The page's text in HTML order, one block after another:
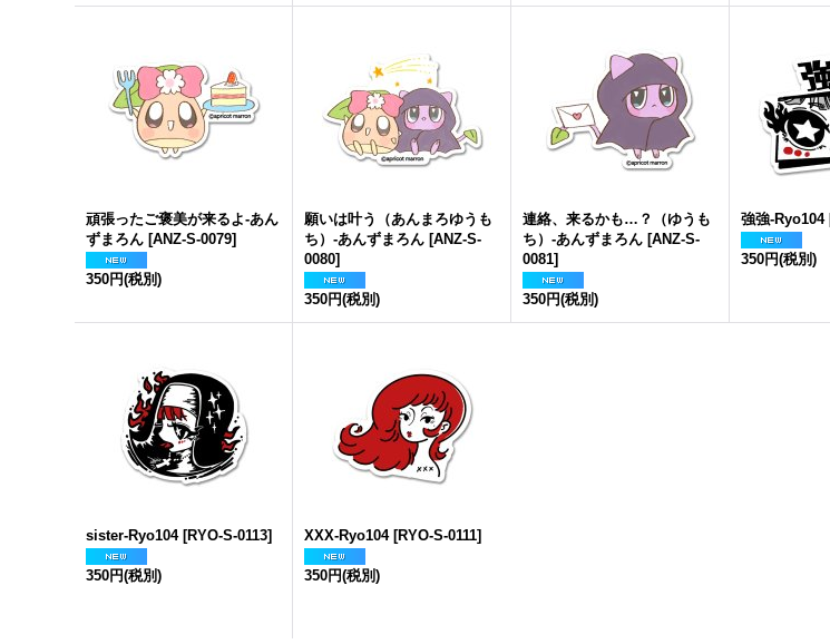
頑張ったご褒美が来るよ-あん
ずまろん [ANZ-S-0079]
350円(税別)
願いは叶う（あんまろゆうも
ち）-あんずまろん [ANZ-S-
0080]
350円(税別)
連絡、来るかも…？（ゆうも
ち）-あんずまろん [ANZ-S-
0081]
350円(税別)
強強-Ryo104
350円(税別)
sister-Ryo104 [RYO-S-0113]
350円(税別)
XXX-Ryo104 [RYO-S-0111]
350円(税別)